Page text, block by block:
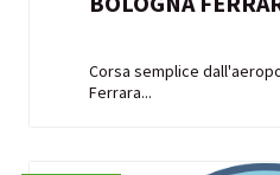
Corsa semplice
Ferrara...